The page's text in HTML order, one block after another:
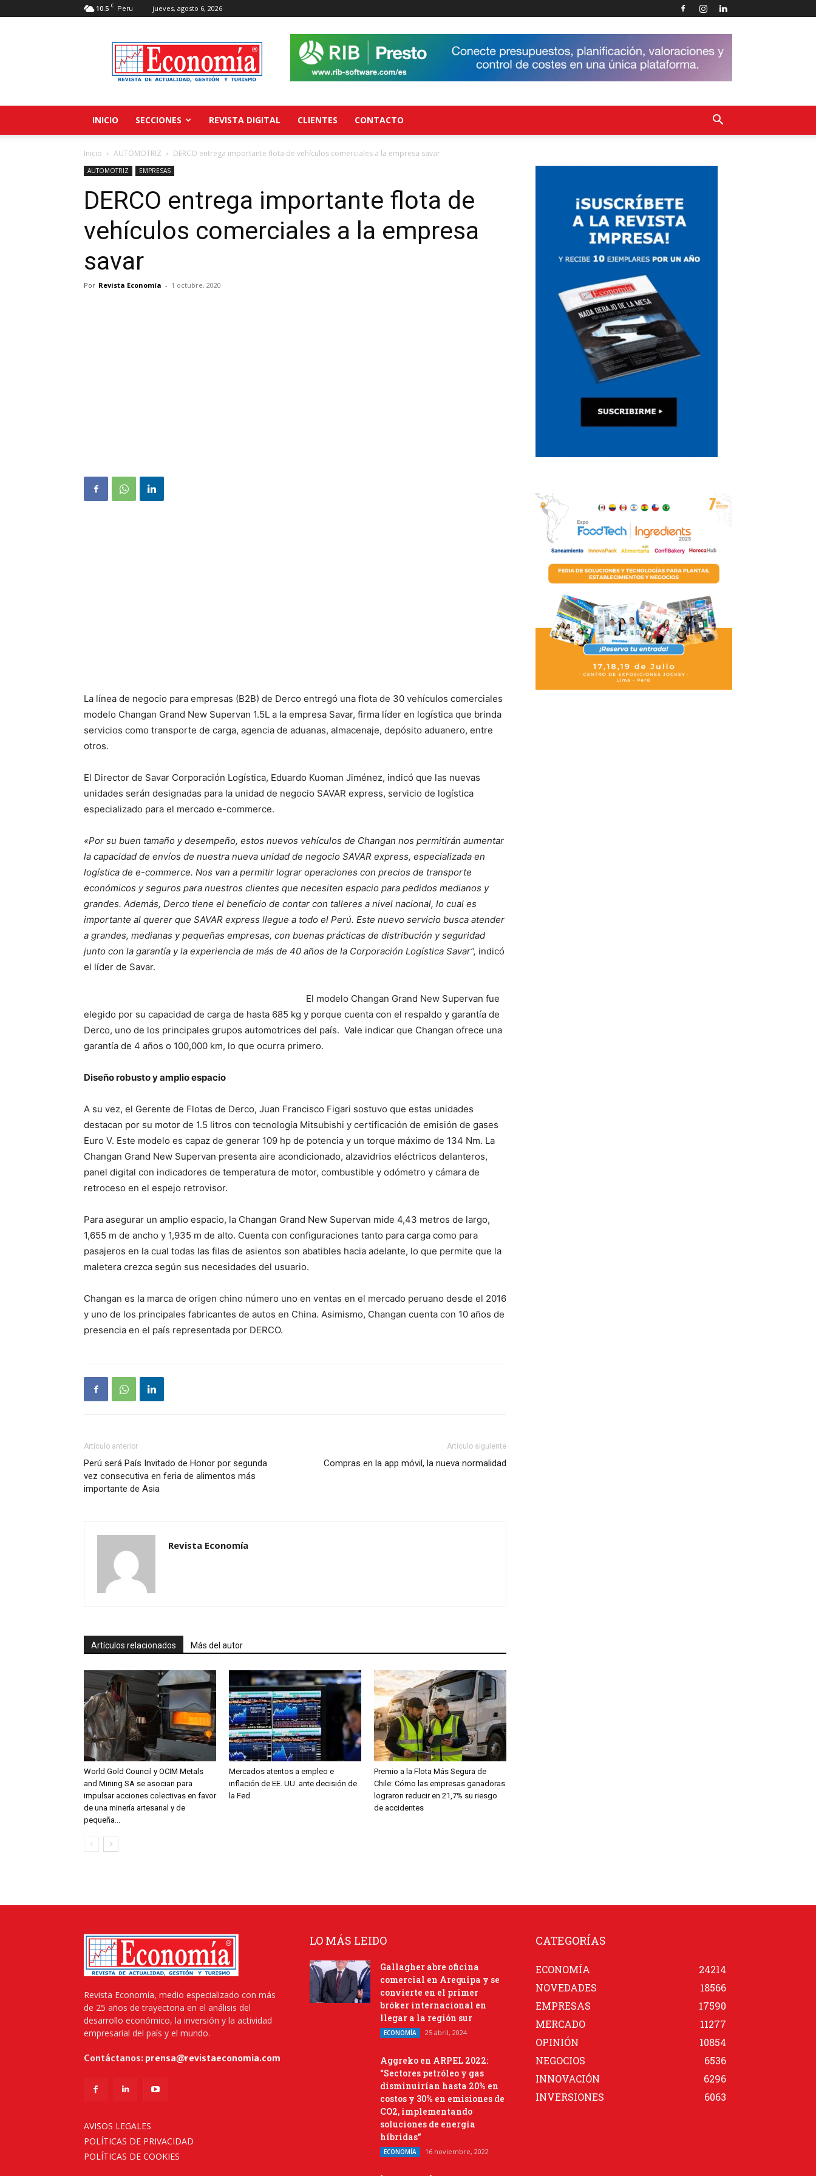
10.5 C Peru jueves, agosto 6, 2026
Revista
Economía
INICIO SECCIONES REVISTA DIGITAL CLIENTES CONTACTO
Inicio AUTOMOTRIZ DERCO entrega importante flota de vehículos comerciales a la empresa savar
AUTOMOTRIZ EMPRESAS
DERCO entrega importante flota de
vehículos comerciales a la empresa
savar
Por Revista Economía - 1 octubre, 2020
La línea de negocio para empresas (B2B) de Derco entregó una flota de 30 vehículos comerciales
modelo Changan Grand New Supervan 1.5L a la empresa Savar, firma líder en logística que brinda
servicios como transporte de carga, agencia de aduanas, almacenaje, depósito aduanero, entre
otros.
El Director de Savar Corporación Logística, Eduardo Kuoman Jiménez, indicó que las nuevas
unidades serán designadas para la unidad de negocio SAVAR express, servicio de logística
especializado para el mercado e-commerce.
«Por su buen tamaño y desempeño, estos nuevos vehículos de Changan nos permitirán aumentar
la capacidad de envíos de nuestra nueva unidad de negocio SAVAR express, especializada en
logística de e-commerce. Nos van a permitir lograr operaciones con precios de transporte
económicos y seguros para nuestros clientes que necesiten espacio para pedidos medianos y
grandes. Además, Derco tiene el beneficio de contar con talleres a nivel nacional, lo cual es
importante al querer que SAVAR express llegue a todo el Perú. Este nuevo servicio busca atender
a grandes, medianas y pequeñas empresas, con buenas prácticas de distribución y seguridad
junto con la garantía y la experiencia de más de 40 años de la Corporación Logística Savar”, indicó
el líder de Savar.
El modelo Changan Grand New Supervan fue
elegido por su capacidad de carga de hasta 685 kg y porque cuenta con el respaldo y garantía de
Derco, uno de los principales grupos automotrices del país. Vale indicar que Changan ofrece una
garantía de 4 años o 100,000 km, lo que ocurra primero.
Diseño robusto y amplio espacio
A su vez, el Gerente de Flotas de Derco, Juan Francisco Figari sostuvo que estas unidades
destacan por su motor de 1.5 litros con tecnología Mitsubishi y certificación de emisión de gases
Euro V. Este modelo es capaz de generar 109 hp de potencia y un torque máximo de 134 Nm. La
Changan Grand New Supervan presenta aire acondicionado, alzavidrios eléctricos delanteros,
panel digital con indicadores de temperatura de motor, combustible y odómetro y cámara de
retroceso en el espejo retrovisor.
Para asegurar un amplio espacio, la Changan Grand New Supervan mide 4,43 metros de largo,
1,655 m de ancho y 1,935 m de alto. Cuenta con configuraciones tanto para carga como para
pasajeros en la cual todas las filas de asientos son abatibles hacia adelante, lo que permite que la
maletera crezca según sus necesidades del usuario.
Changan es la marca de origen chino número uno en ventas en el mercado peruano desde el 2016
y uno de los principales fabricantes de autos en China. Asimismo, Changan cuenta con 10 años de
presencia en el país representada por DERCO.
Artículo anterior
Perú será País Invitado de Honor por segunda
vez consecutiva en feria de alimentos más
importante de Asia
Artículo siguiente
Compras en la app móvil, la nueva normalidad
Revista Economía
Artículos relacionados Más del autor
World Gold Council y OCIM Metals
and Mining SA se asocian para
impulsar acciones colectivas en favor
de una minería artesanal y de
pequeña...
Mercados atentos a empleo e
inflación de EE. UU. ante decisión de
la Fed
Premio a la Flota Más Segura de
Chile: Cómo las empresas ganadoras
lograron reducir en 21,7% su riesgo
de accidentes
Revista Economía, medio especializado con más
de 25 años de trayectoria en el análisis del
desarrollo económico, la inversión y la actividad
empresarial del país y el mundo.
Contáctanos: prensa@revistaeconomia.com
AVISOS LEGALES
POLÍTICAS DE PRIVACIDAD
POLÍTICAS DE COOKIES
LO MÁS LEIDO
Gallagher abre oficina
comercial en Arequipa y se
convierte en el primer
bróker internacional en
llegar a la región sur
ECONOMÍA 25 abril, 2024
Aggreko en ARPEL 2022:
“Sectores petróleo y gas
disminuirían hasta 20% en
costos y 30% en emisiones de
CO2, implementando
soluciones de energía
híbridas”
ECONOMÍA 16 noviembre, 2022
CATEGORÍAS
ECONOMÍA
24214
NOVEDADES
18566
EMPRESAS
17590
MERCADO
11277
OPINIÓN
10854
NEGOCIOS
6536
INNOVACIÓN
6296
INVERSIONES
6063